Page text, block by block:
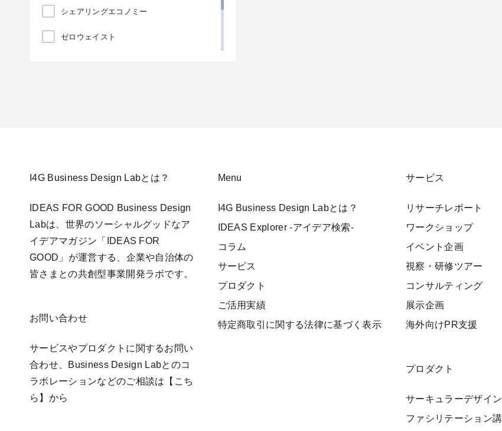
シェアリングエコノミー
ゼロウェイスト
I4G Business Design Labとは？
IDEAS FOR GOOD Business Design
Labは、世界のソーシャルグッドなア
イデアマガジン「IDEAS FOR
GOOD」が運営する、企業や自治体の
皆さまとの共創型事業開発ラボです。
お問い合わせ
サービスやプロダクトに関するお問い
合わせ、Business Design Labとのコ
ラボレーションなどのご相談は 【こち
ら】 から
Menu
I4G Business Design Labとは？
IDEAS Explorer -アイデア検索-
コラム
サービス
プロダクト
ご活用実績
特定商取引に関する法律に基づく表示
サービス
リサーチレポート
ワークショップ
イベント企画
視察・研修ツアー
コンサルティング
展示企画
海外向けPR支援
プロダクト
サーキュラーデザイ
ファシリテーション